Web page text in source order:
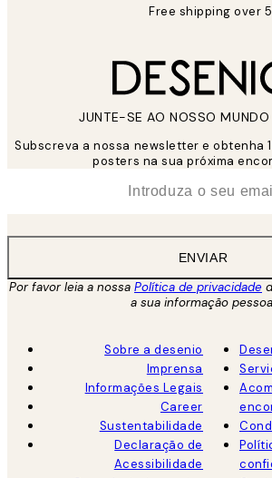
Free shipping over
JUNTE-SE AO NOSSO MUNDO
Subscreva a nossa newsletter e obtenha
posters na sua próxima
ENVIAR
Por favor leia a nossa Política de privacidade
a sua informação
Sobre a desenio
Imprensa
Informações Legais
Career
Sustentabilidade
Declaração de
Acessibilidade